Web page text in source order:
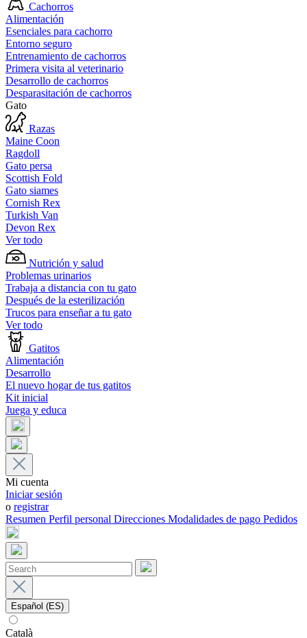
Cachorros
Alimentación
Esenciales para cachorro
Entorno seguro
Entrenamiento de cachorros
Primera visita al veterinario
Desarrollo de cachorros
Desparasitación de cachorros
Gato
Razas
Maine Coon
Ragdoll
Gato persa
Scottish Fold
Gato siames
Cornish Rex
Turkish Van
Devon Rex
Ver todo
Nutrición y salud
Problemas urinarios
Trabaja a distancia con tu gato
Después de la esterilización
Trucos para enseñar a tu gato
Ver todo
Gatitos
Alimentación
Desarrollo
El nuevo hogar de tus gatitos
Kit inicial
Juega y educa
Mi cuenta
Iniciar sesión
o registrar
Resumen Perfil personal Direcciones Modalidades de pago Pedidos
Español (ES)
Català